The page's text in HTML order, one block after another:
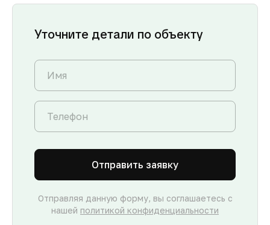
Уточните детали по объекту
Отправить заявку
Отправляя данную форму, вы соглашаетесь с
нашей политикой конфиденциальности